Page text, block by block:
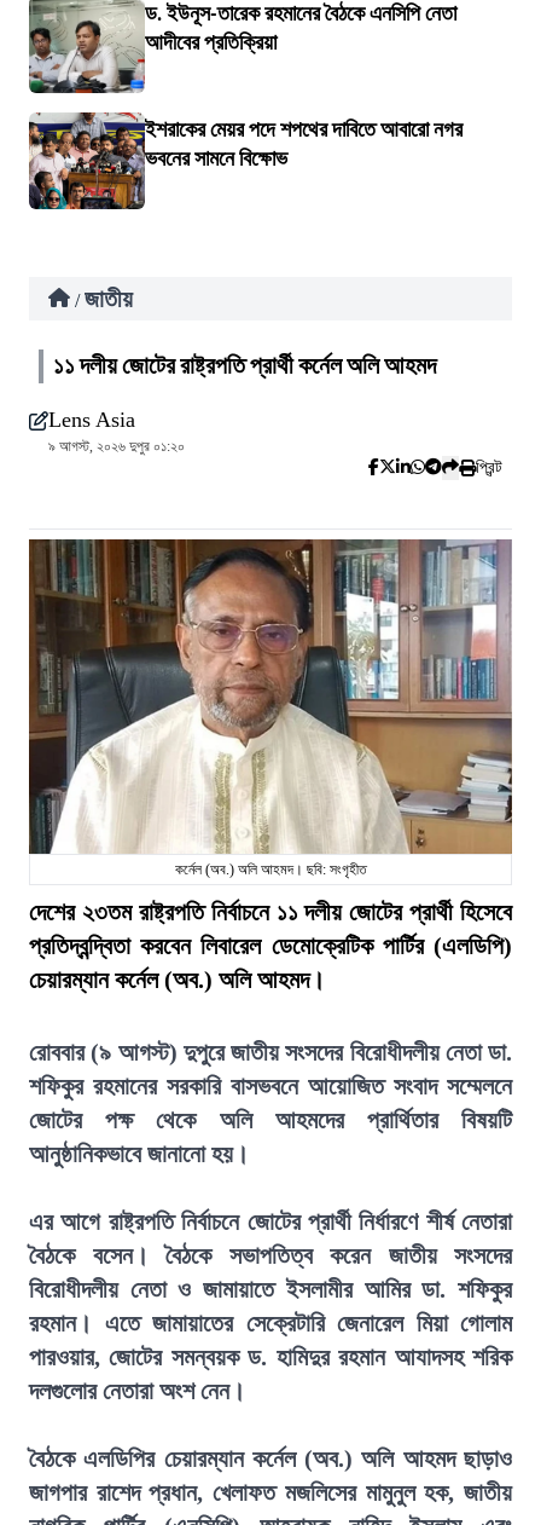
ড. ইউনূস-তারেক রহমানের বৈঠকে এনসিপি নেতা
আদীবের প্রতিক্রিয়া
ইশরাকের মেয়র পদে শপথের দাবিতে আবারো নগর
ভবনের সামনে বিক্ষোভ
/ জাতীয়
১১ দলীয় জোটের রাষ্ট্রপতি প্রার্থী কর্নেল অলি আহমদ
Lens Asia
৯ আগস্ট, ২০২৬ দুপুর ০১:২০
প্রিন্ট
কর্নেল (অব.) অলি আহমদ। ছবি: সংগৃহীত
দেশের ২৩তম রাষ্ট্রপতি নির্বাচনে ১১ দলীয় জোটের প্রার্থী হিসেবে
প্রতিদ্বন্দ্বিতা করবেন লিবারেল ডেমোক্রেটিক পার্টির (এলডিপি)
চেয়ারম্যান কর্নেল (অব.) অলি আহমদ।
রোববার (৯ আগস্ট) দুপুরে জাতীয় সংসদের বিরোধীদলীয় নেতা ডা.
শফিকুর রহমানের সরকারি বাসভবনে আয়োজিত সংবাদ সম্মেলনে
জোটের পক্ষ থেকে অলি আহমদের প্রার্থিতার বিষয়টি
আনুষ্ঠানিকভাবে জানানো হয়।
এর আগে রাষ্ট্রপতি নির্বাচনে জোটের প্রার্থী নির্ধারণে শীর্ষ নেতারা
বৈঠকে বসেন। বৈঠকে সভাপতিত্ব করেন জাতীয় সংসদের
বিরোধীদলীয় নেতা ও জামায়াতে ইসলামীর আমির ডা. শফিকুর
রহমান। এতে জামায়াতের সেক্রেটারি জেনারেল মিয়া গোলাম
পারওয়ার, জোটের সমন্বয়ক ড. হামিদুর রহমান আযাদসহ শরিক
দলগুলোর নেতারা অংশ নেন।
বৈঠকে এলডিপির চেয়ারম্যান কর্নেল (অব.) অলি আহমদ ছাড়াও
জাগপার রাশেদ প্রধান, খেলাফত মজলিসের মামুনুল হক, জাতীয়